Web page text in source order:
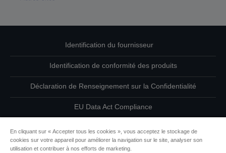
Identification du fournisseur
Identification de conformité des produits
Déclaration de Renseignement sur la Confidentialité
EU Data Act Compliance
Informations sur les cookies
En cliquant sur « Accepter tous les cookies », vous acceptez le stockage de
cookies sur votre appareil pour améliorer la navigation sur le site, analyser son
utilisation et contribuer à nos efforts de marketing.